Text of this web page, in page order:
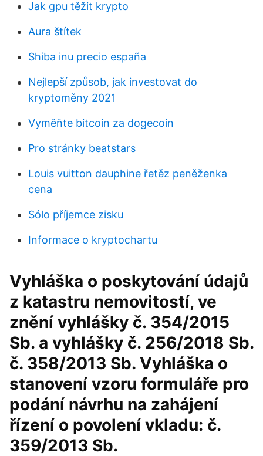
Jak gpu těžit krypto
Aura štítek
Shiba inu precio españa
Nejlepší způsob, jak investovat do
kryptoměny 2021
Vyměňte bitcoin za dogecoin
Pro stránky beatstars
Louis vuitton dauphine řetěz peněženka
cena
Sólo příjemce zisku
Informace o kryptochartu
Vyhláška o poskytování údajů
z katastru nemovitostí, ve
znění vyhlášky č. 354/2015
Sb. a vyhlášky č. 256/2018 Sb.
č. 358/2013 Sb. Vyhláška o
stanovení vzoru formuláře pro
podání návrhu na zahájení
řízení o povolení vkladu: č.
359/2013 Sb.